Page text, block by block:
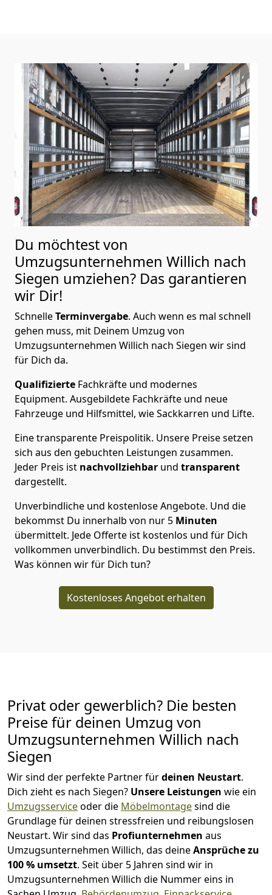
Du möchtest von
Umzugsunternehmen Willich nach
Siegen umziehen? Das garantieren
wir Dir!
SchnelleTerminvergabe. Auch wenn es mal schnell
gehen muss, mit Deinem Umzug von
Umzugsunternehmen Willich nach Siegen wir sind
für Dich da.
Qualifizierte Fachkräfte und modernes
Equipment. Ausgebildete Fachkräfte und neue
Fahrzeuge und Hilfsmittel, wie Sackkarren und Lifte.
Eine transparente Preispolitik. Unsere Preise setzen
sich aus den gebuchten Leistungen zusammen.
Jeder Preis ist nachvollziehbar und transparent
dargestellt.
Unverbindliche und kostenlose Angebote. Und die
bekommst Du innerhalb von nur 5 Minuten
übermittelt. Jede Offerte ist kostenlos und für Dich
vollkommen unverbindlich. Du bestimmst den Preis.
Was können wir für Dich tun?
Kostenloses Angebot erhalten
Privat oder gewerblich? Die besten
Preise für deinen Umzug von
Umzugsunternehmen Willich nach
Siegen
Wir sind der perfekte Partner fürdeinen Neustart.
Dich zieht es nach Siegen? Unsere Leistungen wie ein
Umzugsserviceoder die Möbelmontagesind die
Grundlage für deinen stressfreien und reibungslosen
Neustart. Wir sind das Profiunternehmen aus
Umzugsunternehmen Willich, das deineAnsprüche zu
100 % umsetzt. Seit über 5 Jahren sind wir in
Umzugsunternehmen Willich die Nummer eins in